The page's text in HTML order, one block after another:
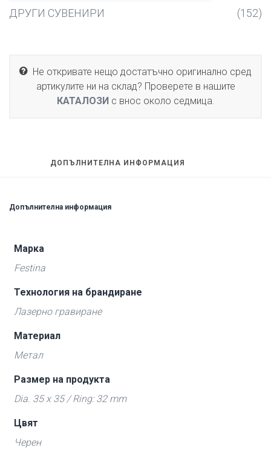
ДРУГИ СУВЕНИРИ
(152)
Не откривате нещо достатъчно оригинално сред
артикулите ни на склад? Проверете в нашите
КАТАЛОЗИс внос около седмица.
ДОПЪЛНИТЕЛНА ИНФОРМАЦИЯ
Допълнителна информация
Марка
Festina
Технология на брандиране
Лазерно гравиране
Материал
Метал
Размер на продукта
Dia. 35 x 35 / Ring: 32 mm
Цвят
Черен